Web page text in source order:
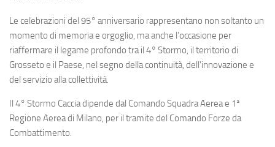
Le celebrazioni del 95° anniversario rappresentano non soltanto un
momento di memoria e orgoglio, ma anche l’occasione per
riaffermare il legame profondo tra il 4° Stormo, il territorio di
Grosseto e il Paese, nel segno della continuità, dell’innovazione e
del servizio alla collettività.
Il 4° Stormo Caccia dipende dal Comando Squadra Aerea e 1ª
Regione Aerea di Milano, per il tramite del Comando Forze da
Combattimento.